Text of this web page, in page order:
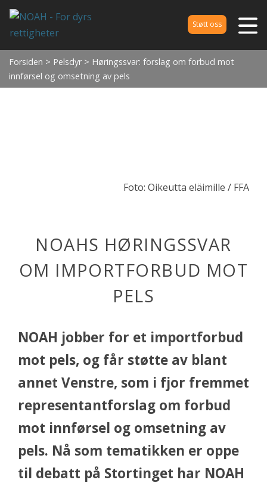
Støtt oss
Forsiden > Pelsdyr > Høringssvar: forslag om forbud mot
innførsel og omsetning av pels
Foto: Oikeutta eläimille / FFA
NOAHS HØRINGSSVAR
OM IMPORTFORBUD MOT
PELS
NOAH jobber for et importforbud
mot pels, og får støtte av blant
annet Venstre, som i fjor fremmet
representantforslag om forbud
mot innførsel og omsetning av
pels. Nå som tematikken er oppe
til debatt på Stortinget har NOAH